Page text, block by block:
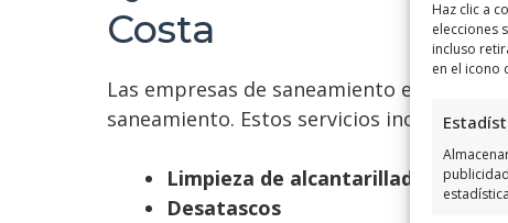
Haz clic a
elecciones
incluso
en el icono
Costa
Las empresas de saneamiento en
saneamiento. Estos servicios incluyen:
Limpieza de alcantarillado
Desatascos